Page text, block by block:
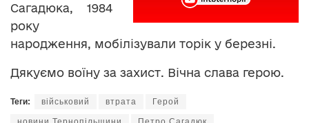
Сагадюка, 1984
року
народження, мобілізували торік у березні.
Дякуємо воїну за захист. Вічна слава герою.
Теги: військовий втрата Герой